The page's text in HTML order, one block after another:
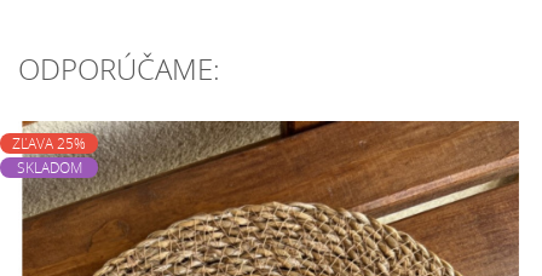
ODPORÚČAME:
ZĽAVA 25%
SKLADOM